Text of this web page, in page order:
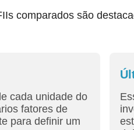
comparados são
cada unidade do
fatores de
para definir um